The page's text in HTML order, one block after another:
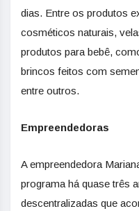
dias. Entre os produtos
cosméticos naturais,
produtos para bebê,
brincos feitos com
entre outros.
Empreendedoras
A empreendedora
programa há quase três
descentralizadas que